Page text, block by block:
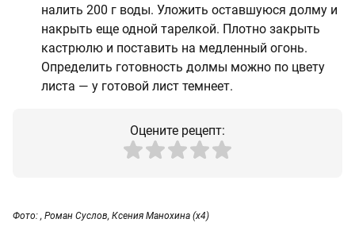
налить 200 г воды. Уложить оставшуюся долму и
накрыть еще одной тарелкой. Плотно закрыть
кастрюлю и поставить на медленный огонь.
Определить готовность долмы можно по цвету
листа — у готовой лист темнеет.
Оцените рецепт:
Фото: , Роман Суслов, Ксения Манохина (х4)